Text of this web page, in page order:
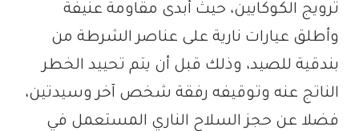
ترويج الكوكايين، حيث أبدى مقاومة عنيفة
وأطلق عيارات نارية على عناصر الشرطة من
بندقية للصيد، وذلك قبل أن يتم تحييد الخطر
الناتج عنه وتوقيفه رفقة شخص آخر وسيدتين،
فضلا عن حجز السلاح الناري المستعمل في